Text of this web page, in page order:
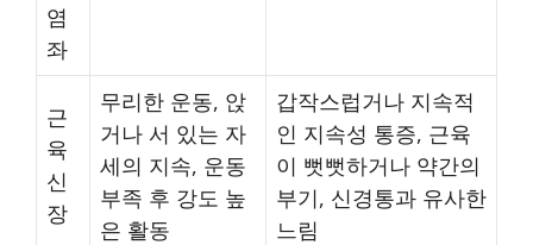
염
좌
근
육
신
장
무리한 운동, 앉
거나 서 있는 자
세의 지속, 운동
부족 후 강도 높
은 활동
갑작스럽거나 지속적
인 지속성 통증, 근육
이 뻣뻣하거나 약간의
부기, 신경통과 유사한
느림